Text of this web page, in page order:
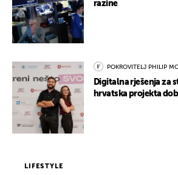
razine
POKROVITELJ PHILIP
Digitalna rješenja za
hrvatska projekta
LIFESTYLE